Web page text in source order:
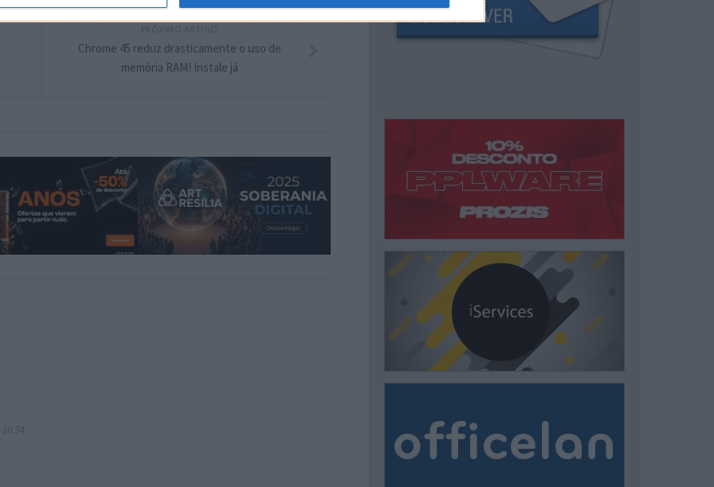
Chrome 45 reduz drasticamente o uso de
memória RAM! Instale já